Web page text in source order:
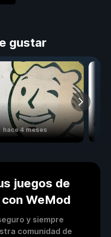
gustar
hace 4 meses
juegos de
WeMod
y siempre
comunidad de